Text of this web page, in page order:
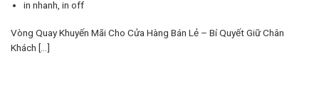
in nhanh, in off
Vòng Quay Khuyến Mãi Cho Cửa Hàng Bán Lẻ – Bí Quyết Giữ Chân
Khách [...]